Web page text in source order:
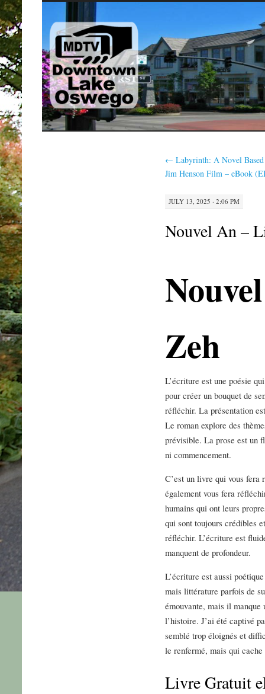
SKIP
TO
CONTENT
← Labyrinth: A Novel
Jim Henson Film – eBook
JULY 13, 2025 · 2:06 PM
Nouvel An –
Zeh
L’écriture est une poésie
pour créer un bouquet de
réfléchir. La présentation
Le roman explore des
prévisible. La prose est un
ni commencement.
C’est un livre qui vous fera
également vous fera
humains qui ont leurs
qui sont toujours crédibles
réfléchir. L’écriture est
manquent de profondeur.
L’écriture est aussi
mais littérature parfois de
émouvante, mais il manque
l’histoire. J’ai été captivé
semblé trop éloignés et
le renfermé, mais qui
Livre Gratuit